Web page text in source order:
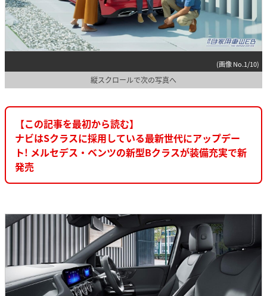
(画像 No.1/10)
縦スクロールで次の写真へ
【この記事を最初から読む】
ナビはSクラスに採用している最新世代にアップデー
ト! メルセデス・ベンツの新型Bクラスが装備充実で新
発売